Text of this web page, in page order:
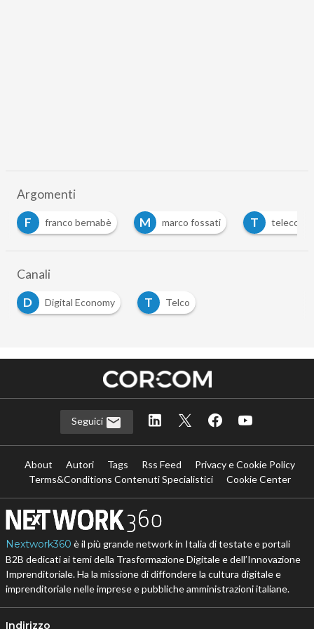
Argomenti
franco bernabè M marco fossati T
telecom italia
Canali
D
Digital Economy T Telco
Seguici
About Autori Tags Rss Feed
Privacy e Cookie Policy
Terms&Conditions Contenuti Specialistici
Cookie Center
Nextwork360 è il più grande network in Italia di testate e portali
B2B dedicati ai temi della Trasformazione Digitale e dell’Innovazione
Imprenditoriale. Ha la missione di diffondere la cultura digitale e
imprenditoriale nelle imprese e pubbliche amministrazioni italiane.
Indirizzo